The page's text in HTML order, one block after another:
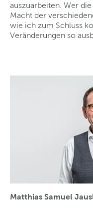
auszuarbeiten. Wer
Macht der
wie ich zum Schluss
Veränderungen so
Matthias Samuel